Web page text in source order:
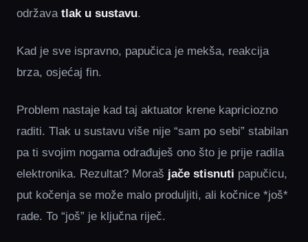
održava tlak u sustavu.
Kad je sve ispravno, papučica je mekša, reakcija
brza, osjećaj fin.
Problem nastaje kad taj aktuator krene kapriciozno
raditi. Tlak u sustavu više nije “sam po sebi” stabilan
pa ti svojim nogama odrađuješ ono što je prije radila
elektronika. Rezultat? Moraš jače stisnuti papučicu,
put kočenja se može malo produljiti, ali kočnice *još*
rade. To “još” je ključna riječ.